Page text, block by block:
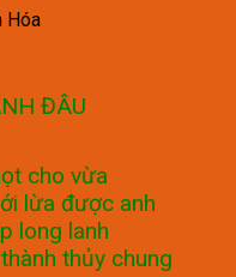
Hóa
ĐÂU
cho vừa
lừa được anh
long lanh
thủy chung